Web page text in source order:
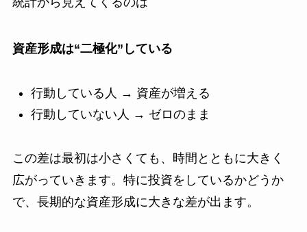
資産形成は“二極化”している
行動している人 → 資産が増える
行動していない人 → ゼロのまま
この差は最初は小さくても、時間とともに大きく
広がっていきます。特に投資をしているかどうか
で、長期的な資産形成に大きな差が出ます。